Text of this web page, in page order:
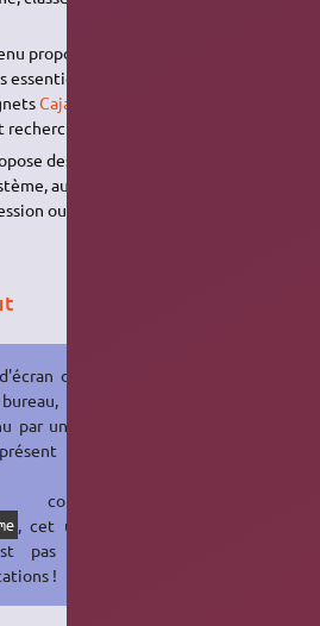
propose un accès aux
du système de fichiers
Caja
de documents) ;
des items relatifs à
aux préférences de MATE, et
ou arrêter/redémarrer
d'accueil,
et de
par un logiciel
dans le
, cet utilitaire
pas présent
!